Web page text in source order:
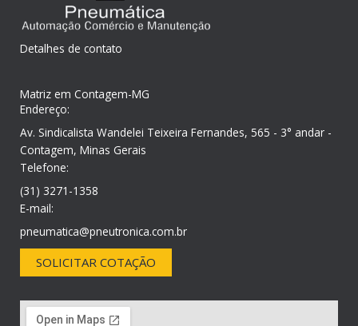
Detalhes de contato
Matriz em Contagem-MG
Endereço:
Av. Sindicalista Wandelei Teixeira Fernandes, 565 - 3° andar -
Contagem, Minas Gerais
Telefone:
(31) 3271-1358
E-mail:
pneumatica@pneutronica.com.br
SOLICITAR COTAÇÃO